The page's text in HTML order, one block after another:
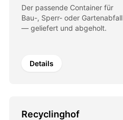
Der passende Container für
Bau-, Sperr- oder Gartenabfall
— geliefert und abgeholt.
Details
Recyclinghof